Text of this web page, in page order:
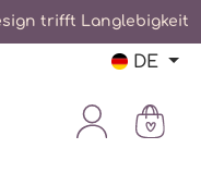
trifft Langlebigkeit
DE